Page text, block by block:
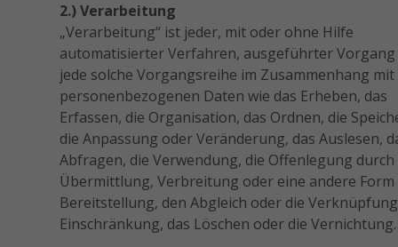
2.) Verarbeitung
„Verarbeitung“ ist jeder, mit oder ohne Hilfe
automatisierter Verfahren, ausgeführter
jede solche Vorgangsreihe im Zusammenhang mit
personenbezogenen Daten wie das Erheben, das
Erfassen, die Organisation, das Ordnen, die
die Anpassung oder Veränderung, das Auslesen,
Abfragen, die Verwendung, die Offenlegung durch
Übermittlung, Verbreitung oder eine andere Form
Bereitstellung, den Abgleich oder die
Einschränkung, das Löschen oder die Vernichtung.